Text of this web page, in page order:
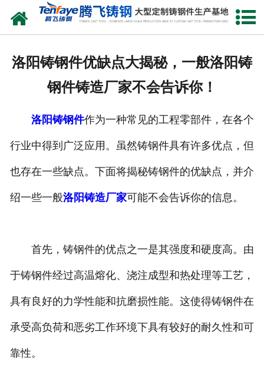
网站首页
生产能力
联系我们
洛阳铸钢件优缺点大揭秘，一般洛阳铸
钢件铸造厂家不会告诉你！
洛阳铸钢件作为一种常见的工程零部件，在各个
行业中得到广泛应用。虽然铸钢件具有许多优点，但
也存在一些缺点。下面将揭秘铸钢件的优缺点，并介
绍一些一般洛阳铸造厂家可能不会告诉你的信息。
首先，铸钢件的优点之一是其强度和硬度高。由
于铸钢件经过高温熔化、浇注成型和热处理等工艺，
具有良好的力学性能和抗磨损性能。这使得铸钢件在
承受高负荷和恶劣工作环境下具有较好的耐久性和可
靠性。